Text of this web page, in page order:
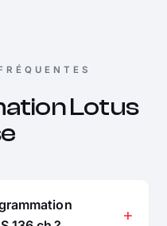
Lotus